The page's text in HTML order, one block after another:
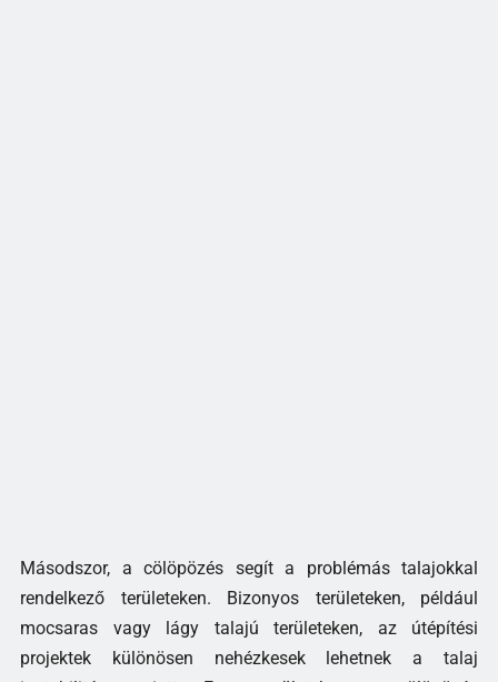
Másodszor, a cölöpözés segít a problémás talajokkal
rendelkező területeken. Bizonyos területeken, például
mocsaras vagy lágy talajú területeken, az útépítési
projektek különösen nehézkesek lehetnek a talaj